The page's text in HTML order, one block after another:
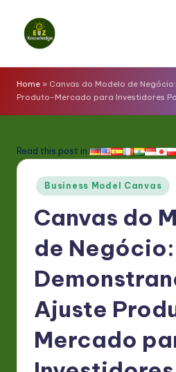
z
K
o
w
P
rt
Home » Canvas do Modelo de
Produto-Mercado para Investidores
Read this post in:
Posted
in
Business Model Canvas
Canvas do
de Negócio:
Ajuste
Mercado